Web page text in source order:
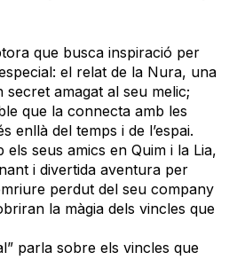
que busca inspiració per
el relat de la Nura, una
amagat al seu melic;
que la connecta amb les
enllà del temps i de l’espai.
seus amics en Quim i la Lia,
i divertida aventura per
perdut del seu company
la màgia dels vincles que
parla sobre els vincles que